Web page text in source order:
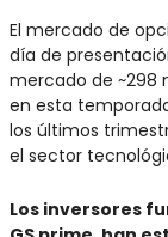
El mercado de
día de
mercado de ~298
en esta
los últimos
el sector
Los inversores